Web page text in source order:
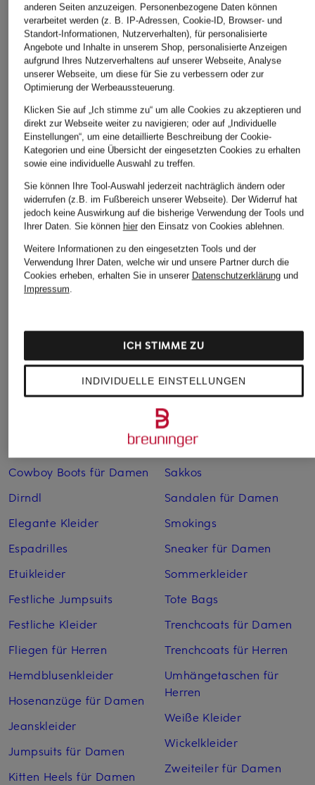
DAILY PAPER
T-Shirt
CHF 75
NN.07
T-Shirt JETT
CHF 70
SCOTCH & SODA
T-Shirt
CHF 60
Weitere Kategorien
Abendkleider
Bademäntel für Herren
Bikinis für Damen
Boleros für Damen
Cowboy Boots für Damen
Dirndl
Elegante Kleider
Espadrilles
Etuikleider
Festliche Jumpsuits
Festliche Kleider
Fliegen für Herren
Hemdblusenkleider
Hosenanzüge für Damen
Jeanskleider
Jumpsuits für Damen
Kitten Heels für Damen
Lederjacken für Herren
Leinenhosen für Herren
Leinenkleider
Maxikleider
Regenmäntel für Damen
Sakkos
Sandalen für Damen
Smokings
Sneaker für Damen
Sommerkleider
Tote Bags
Trenchcoats für Damen
Trenchcoats für Herren
Umhängetaschen für
Herren
Weiße Kleider
Wickelkleider
Zweiteiler für Damen
anderen Seiten anzuzeigen. Personenbezogene Daten können
verarbeitet werden (z. B. IP-Adressen, Cookie-ID, Browser- und
Standort-Informationen, Nutzerverhalten), für personalisierte
Angebote und Inhalte in unserem Shop, personalisierte Anzeigen
aufgrund Ihres Nutzerverhaltens auf unserer Webseite, Analyse
unserer Webseite, um diese für Sie zu verbessern oder zur
Optimierung der Werbeaussteuerung.
Klicken Sie auf „Ich stimme zu“ um alle Cookies zu akzeptieren und
direkt zur Webseite weiter zu navigieren; oder auf „Individuelle
Einstellungen“, um eine detaillierte Beschreibung der Cookie-
Kategorien und eine Übersicht der eingesetzten Cookies zu erhalten
sowie eine individuelle Auswahl zu treffen.
Sie können Ihre Tool-Auswahl jederzeit nachträglich ändern oder
widerrufen (z.B. im Fußbereich unserer Webseite). Der Widerruf hat
jedoch keine Auswirkung auf die bisherige Verwendung der Tools und
Ihrer Daten. Sie können hierden Einsatz von Cookies ablehnen.
Weitere Informationen zu den eingesetzten Tools und der
Verwendung Ihrer Daten, welche wir und unsere Partner durch die
Cookies erheben, erhalten Sie in unserer Datenschutzerklärungund
Impressum.
INDIVIDUELLE EINSTELLUNGEN
ICH STIMME ZU